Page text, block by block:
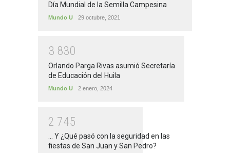
Día Mundial de la Semilla Campesina
Mundo U 29 octubre, 2021
3 830
Orlando Parga Rivas asumió Secretaría
de Educación del Huila
Mundo U 2 enero, 2024
2 745
... Y ¿Qué pasó con la seguridad en las
fiestas de San Juan y San Pedro?